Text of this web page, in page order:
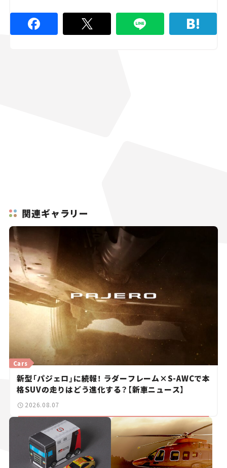
関連ギャラリー
Cars
新型「パジェロ」に続報！ ラダーフレーム×S-AWCで本
格SUVの走りはどう進化する？【新車ニュース】
2026.08.07